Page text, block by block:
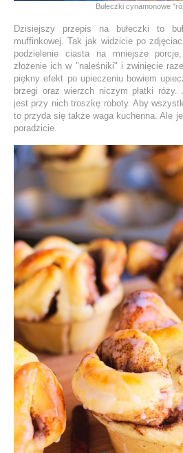
Bułeczki cynamonowe
Dzisiejszy przepis na bułeczki to
muffinkowej. Tak jak widzicie po
podzielenie ciasta na mniejsze porcje,
złożenie ich w "naleśniki" i zwinięcie
piękny efekt po upieczeniu bowiem
brzegi oraz wierzch niczym płatki
jest przy nich troszkę roboty. Aby
to przyda się także waga kuchenna. Ale
poradzicie.